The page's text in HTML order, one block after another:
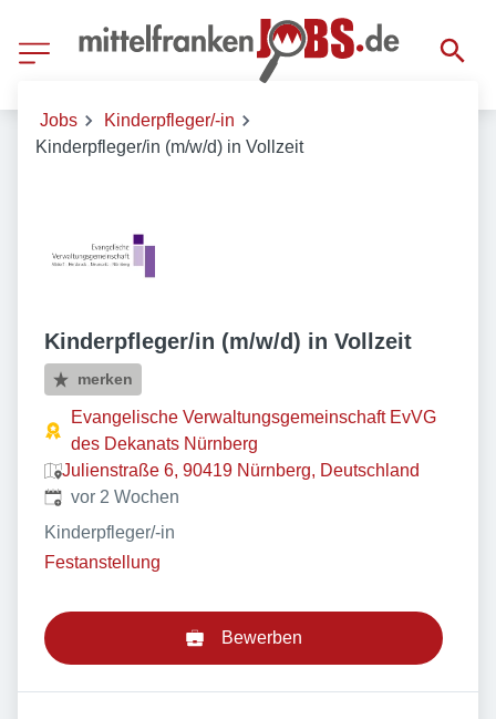
Jobs
Kinderpfleger/-in
Kinderpfleger/in (m/w/d) in Vollzeit
Kinderpfleger/in (m/w/d) in Vollzeit
merken
Evangelische Verwaltungsgemeinschaft EvVG
des Dekanats Nürnberg
Julienstraße 6, 90419 Nürnberg, Deutschland
Veröffentlicht:
vor 2 Wochen
Kinderpfleger/-in
Festanstellung
Bewerben